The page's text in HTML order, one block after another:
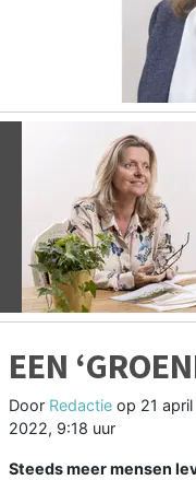
Vorige
EEN
Door Redactie op 21 april
2022, 9:18 uur
Steeds meer mensen